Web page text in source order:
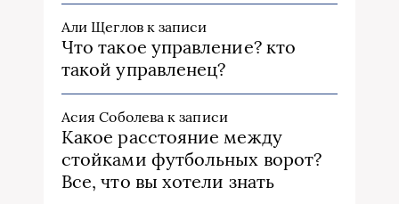
Али Щегловк записи
Что такое управление? кто
такой управленец?
Асия Соболева к записи
Какое расстояние между
стойками футбольных ворот?
Все, что вы хотели знать